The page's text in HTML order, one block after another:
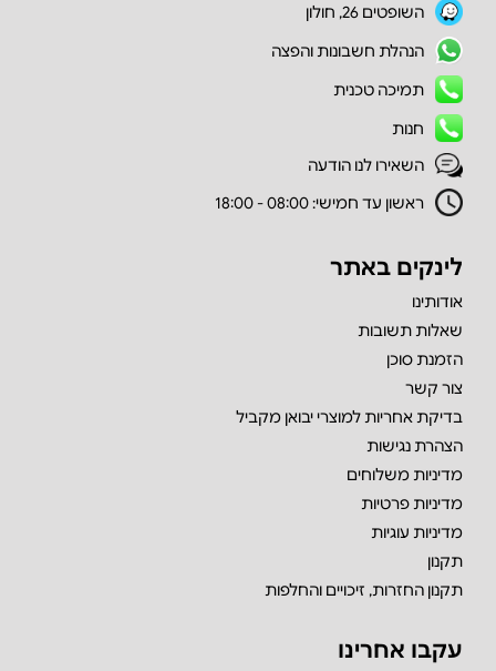
השופטים 26, חולון
הנהלת חשבונות והפצה
תמיכה טכנית
חנות
השאירו לנו הודעה
ראשון עד חמישי: 08:00 - 18:00
לינקים באתר
אודותינו
שאלות תשובות
הזמנת סוכן
צור קשר
בדיקת אחריות למוצרי יבואן מקביל
הצהרת נגישות
מדיניות משלוחים
מדיניות פרטיות
מדיניות עוגיות
תקנון
תקנון החזרות, זיכויים והחלפות
עקבו אחרינו